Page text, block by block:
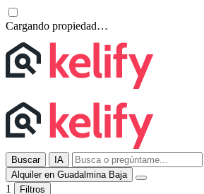
Cargando propiedad…
Buscar
IA
Alquiler en Guadalmina Baja
1 Filtros